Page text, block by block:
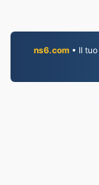
ns6.com • Il